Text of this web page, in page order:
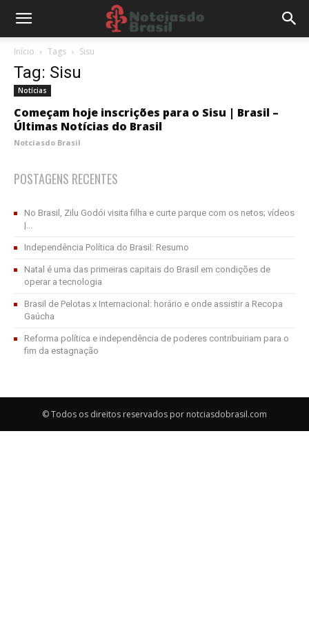
Início Tags Sisu
Tag: Sisu
Notícias
Começam hoje inscrições para o Sisu | Brasil –
Últimas Notícias do Brasil
Notciasdo Brasil
POSTAGENS RECENTES
No Brasil, Zilu Godói visita filha e curte parque com os netos; vídeos
|...
Independência Política do Brasil: Resumo
Natal é uma das primeiras capitais do Brasil em condições de
operar a tecnologia
Brasil de Pelotas x Internacional: horário e onde assistir a Recopa
Gaúcha
Reforma política e independência de poderes contribuiriam para o
fim da estagnação
© Todos os direitos reservados por notciasdobrasil.com